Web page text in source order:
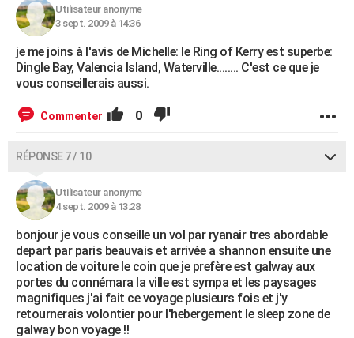
Utilisateur anonyme
3 sept. 2009 à 14:36
je me joins à l'avis de Michelle: le Ring of Kerry est superbe:
Dingle Bay, Valencia Island, Waterville........ C'est ce que je
vous conseillerais aussi.
Commenter 0
RÉPONSE 7 / 10
Utilisateur anonyme
4 sept. 2009 à 13:28
bonjour je vous conseille un vol par ryanair tres abordable
depart par paris beauvais et arrivée a shannon ensuite une
location de voiture le coin que je prefère est galway aux
portes du connémara la ville est sympa et les paysages
magnifiques j'ai fait ce voyage plusieurs fois et j'y
retournerais volontier pour l'hebergement le sleep zone de
galway bon voyage !!